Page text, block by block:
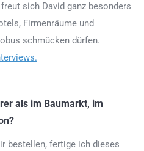
sich David ganz besonders
Firmenräume und
schmücken dürfen.
als im Baumarkt, im
bestellen, fertige ich dieses